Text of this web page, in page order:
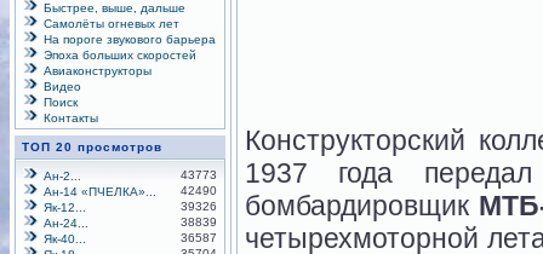
Быстрее, выше, дальше
Самолёты огневых лет
На пороге звукового барьера
Эпоха больших скоростей
Авиаконструкторы
Видео
Поиск
Контакты
ТОП 20 просмотров
Ан-2...
43773
Ан-14 «ПЧЕЛКА»...
42490
Як-12...
39326
Ан-24...
38839
Як-40...
36587
Конструкторский
1937 года
бомбардировщик
четырехмоторной